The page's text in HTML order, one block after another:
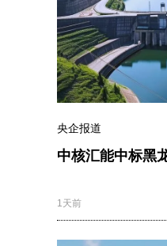
央企报道
中核汇能中标黑
1天前